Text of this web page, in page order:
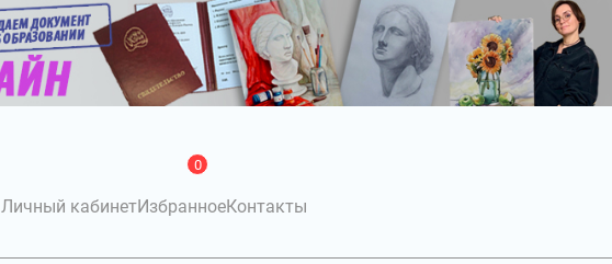
Личный кабинетИзбранное
0
Контакты